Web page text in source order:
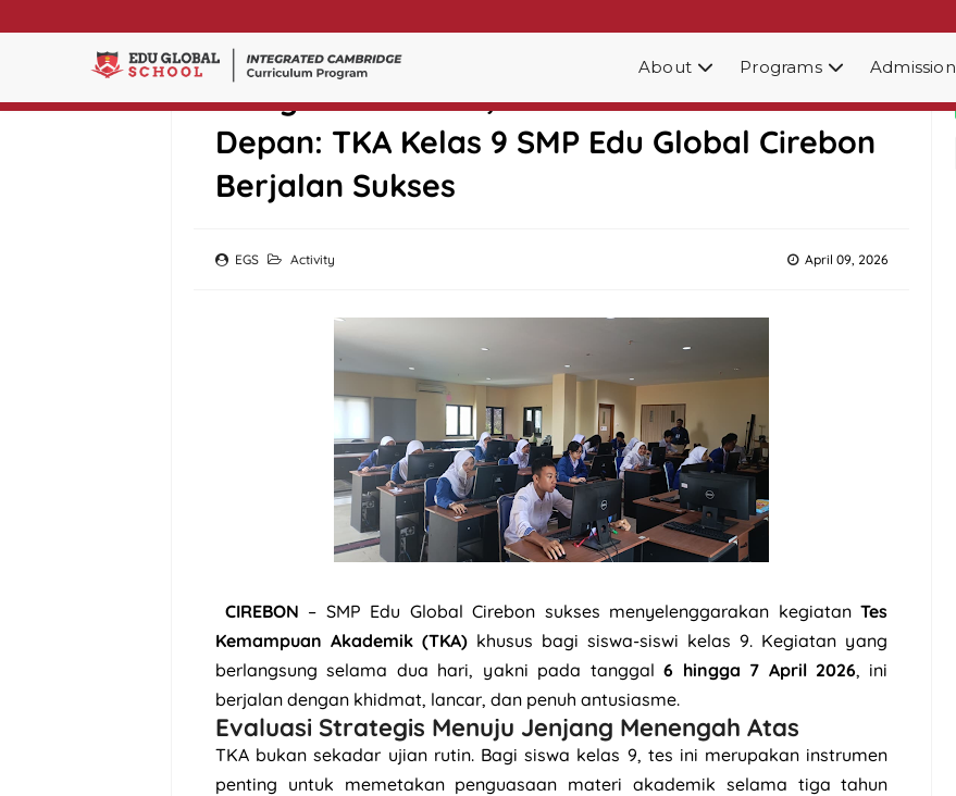
About Programs Admission
Mengukur Potensi, Membuka Jendela Masa
Depan: TKA Kelas 9 SMP Edu Global Cirebon
Berjalan Sukses
EGS April 09, 2026
Activity
CIREBON – SMP Edu Global Cirebon sukses menyelenggarakan kegiatanTes
Kemampuan Akademik (TKA) khusus bagi siswa-siswi kelas 9. Kegiatan yang
berlangsung selama dua hari, yakni pada tanggal6 hingga 7 April 2026, ini
berjalan dengan khidmat, lancar, dan penuh antusiasme.
Evaluasi Strategis Menuju Jenjang Menengah Atas
TKA bukan sekadar ujian rutin. Bagi siswa kelas 9, tes ini merupakan instrumen
penting untuk memetakan penguasaan materi akademik selama tiga tahun